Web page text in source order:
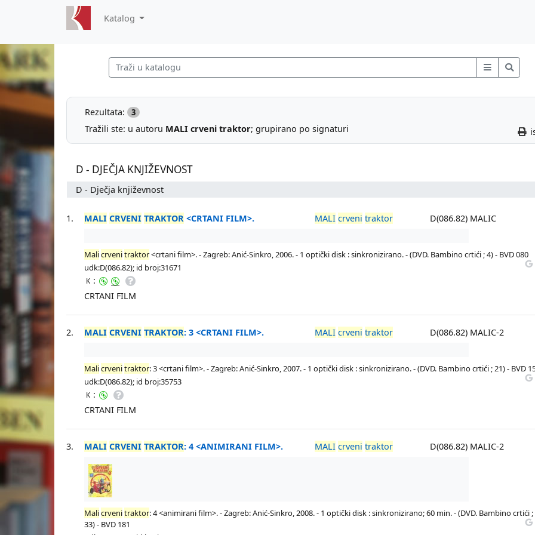
Katalog
Rezultata: 3
Tražili ste: u autoru MALI crveni traktor; grupirano po signaturi
D - DJEČJA KNJIŽEVNOST
D - Dječja književnost
1. MALI CRVENI TRAKTOR <CRTANI FILM>. MALI crveni traktor D(086.82) MALIC
Malicrvenitraktor<crtani film>. - Zagreb: Anić-Sinkro, 2006. - 1 optički disk : sinkronizirano. - (DVD. Bambino crtići ; 4) - BVD 080
udk:D(086.82); id broj:31671
K :
CRTANI FILM
2. MALI CRVENI TRAKTOR: 3 <CRTANI FILM>. MALI crveni traktor D(086.82) MALIC-2
Malicrvenitraktor: 3 <crtani film>. - Zagreb: Anić-Sinkro, 2007. - 1 optički disk : sinkronizirano. - (DVD. Bambino crtići ; 21) - BVD
udk:D(086.82); id broj:35753
K :
CRTANI FILM
3. MALI CRVENI TRAKTOR: 4 <ANIMIRANI FILM>. MALI crveni traktor D(086.82) MALIC-2
Malicrvenitraktor: 4 <animirani film>. - Zagreb: Anić-Sinkro, 2008. - 1 optički disk : sinkronizirano; 60 min. - (DVD. Bambino crtići ;
33) - BVD 181